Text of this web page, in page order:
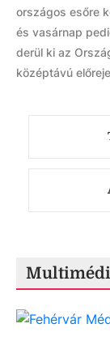
országos esőre
és vasárnap
derül ki az
középtávú